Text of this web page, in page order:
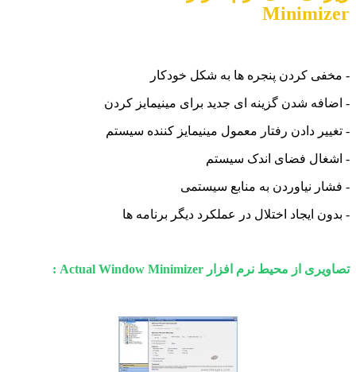
Minimizer
- مخفی کردن پنجره ها به شکل خودکار
- اضافه شدن گزینه ای جدید برای مینیمایز کردن
- تغییر دادن رفتار معمول مینیمایز کننده سیستم
- اشغال فضای اندک سیستم
- فشار نیاوردن به منابع سیستمی
- بدون ایجاد اختلال در عملکرد دیگر برنامه ها
تصاویری از محیط نرم افزار Actual Window Minimizer :